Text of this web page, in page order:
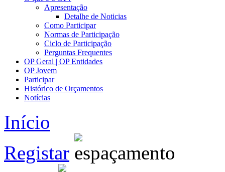
Apresentação
Detalhe de Noticias
Como Participar
Normas de Participação
Ciclo de Participação
Perguntas Frequentes
OP Geral | OP Entidades
OP Jovem
Participar
Histórico de Orçamentos
Notícias
Início
Registar